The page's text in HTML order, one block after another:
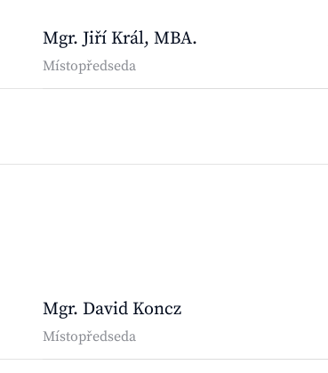
Mgr. Jiří Král, MBA.
Místopředseda
Mgr. David Koncz
Místopředseda